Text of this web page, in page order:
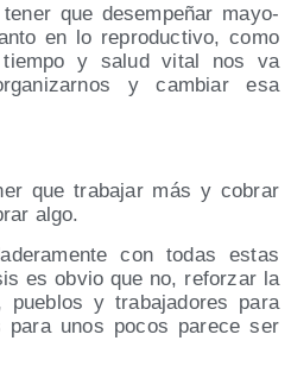
que desem­pe­ñar mayo­
en lo repro­duc­ti­vo, como
y salud vital nos va
y cam­biar esa
que tra­ba­jar más y cobrar
algo.
con todas estas
es obvio que no, refor­zar la
pue­blos y tra­ba­ja­do­res para
para unos pocos pare­ce ser